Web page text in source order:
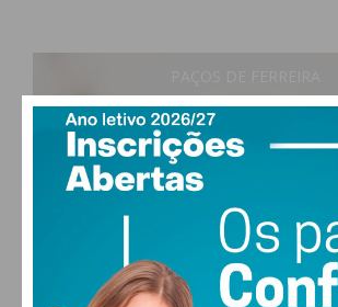
23°
23° 29 30°